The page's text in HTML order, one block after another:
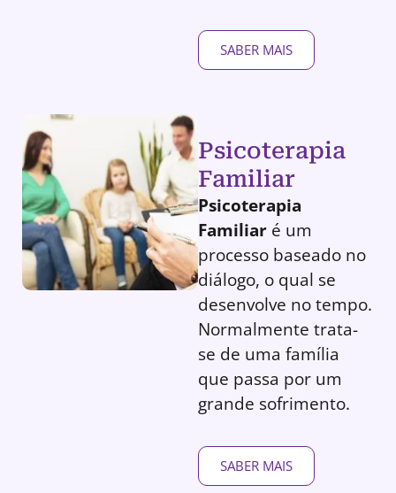
SABER MAIS
Psicoterapia
Familiar
Psicoterapia
Familiar é um
processo baseado no
diálogo, o qual se
desenvolve no tempo.
Normalmente trata-
se de uma família
que passa por um
grande sofrimento.
SABER MAIS